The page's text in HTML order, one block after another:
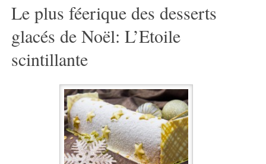
Le plus féerique des desserts
glacés de Noël: L’Etoile
scintillante